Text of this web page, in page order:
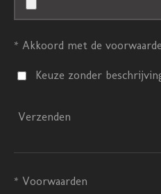
* Akkoord met de
Keuze zonder
Verzenden
* Voorwaarden